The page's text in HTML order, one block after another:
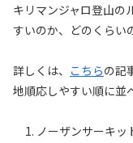
キリマンジャロ登山の
すいのか、どのくらい
詳しくは、 こちらの記
地順応しやすい順に並
ノーザンサーキッ